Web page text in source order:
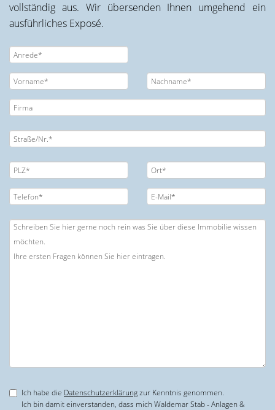
vollständig aus. Wir übersenden Ihnen umgehend ein
ausführliches Exposé.
Ich habe die Datenschutzerklärungzur Kenntnis genommen.
Ich bin damit einverstanden, dass mich Waldemar Stab - Anlagen &